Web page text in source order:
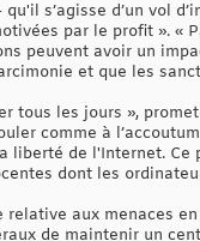
s’agisse d’un vol
par le profit ».
peuvent avoir un
et que les
tous les jours »,
comme à
de l'Internet.
dont les
aux menaces
de maintenir un